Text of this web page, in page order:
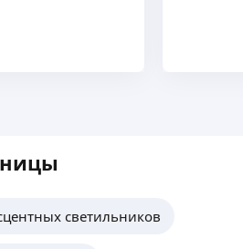
светильников